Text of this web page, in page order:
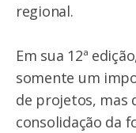
regional.
Em sua 12ª
somente um
de projetos, mas
consolidação da